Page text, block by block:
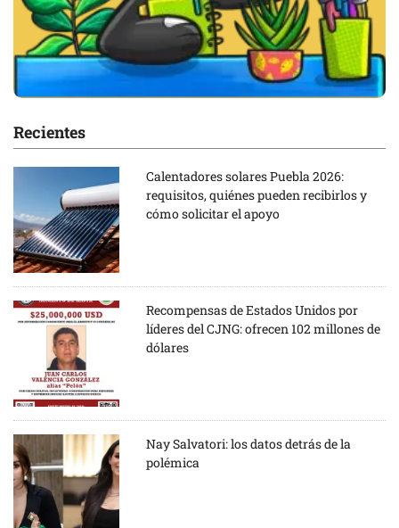
Recientes
Calentadores solares Puebla 2026:
requisitos, quiénes pueden recibirlos y
cómo solicitar el apoyo
Recompensas de Estados Unidos por
líderes del CJNG: ofrecen 102 millones de
dólares
Nay Salvatori: los datos detrás de la
polémica